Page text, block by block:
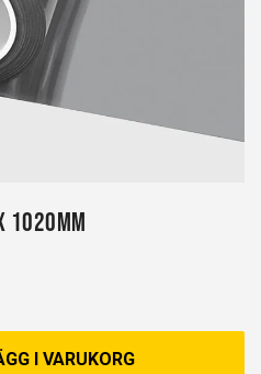
1020mm
I VARUKORG